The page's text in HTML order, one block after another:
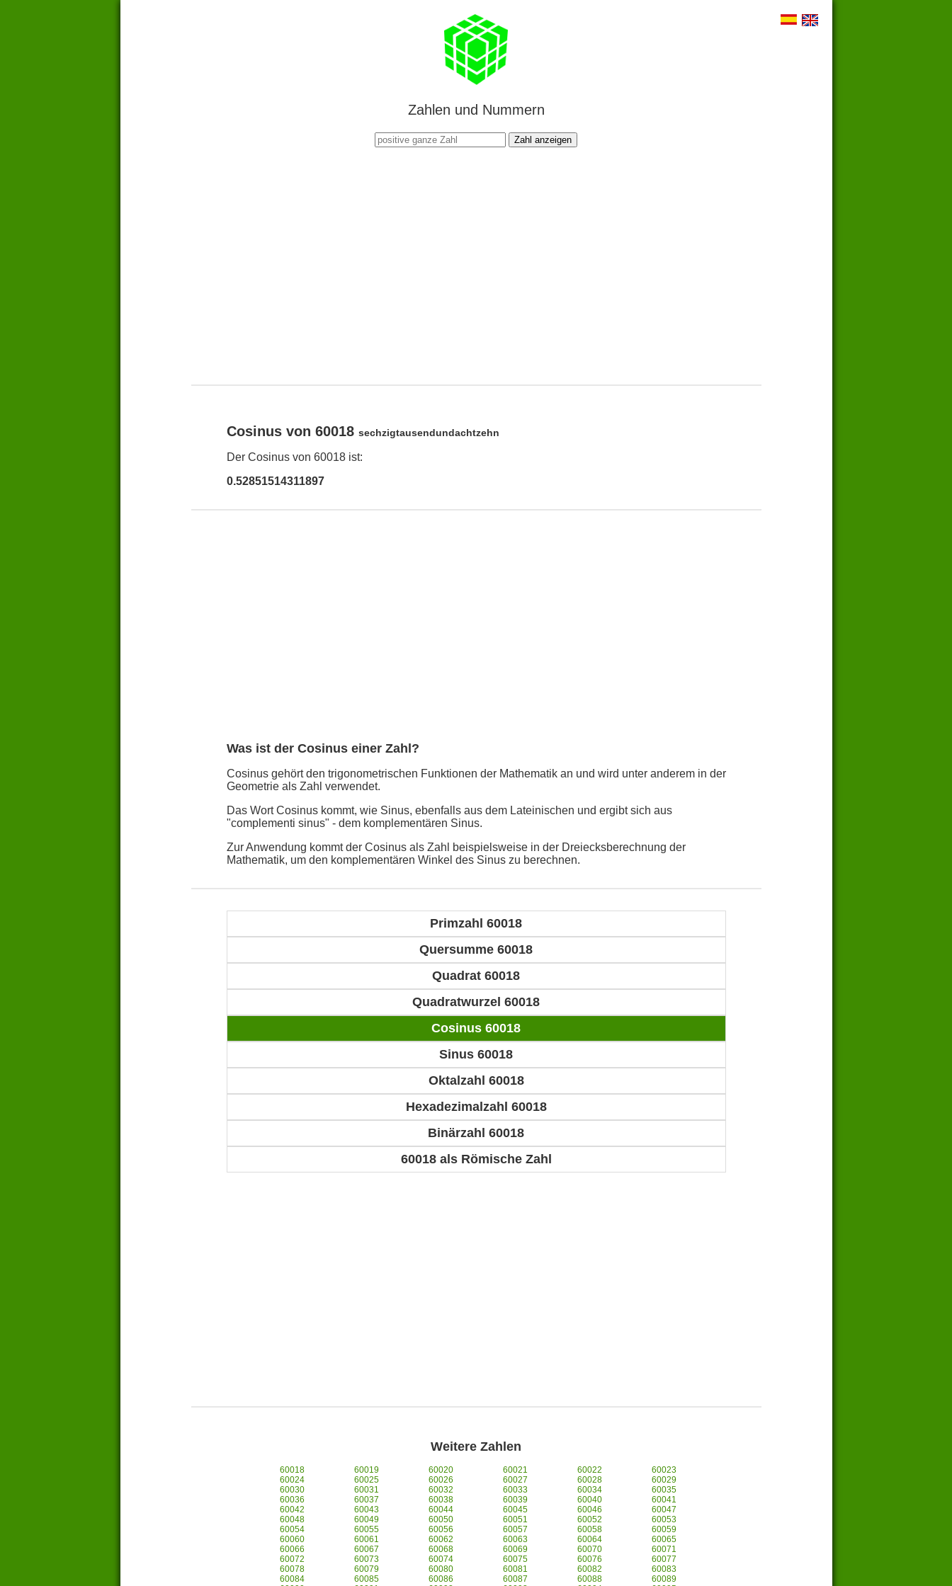
Zahlen und Nummern
Zahl anzeigen
Cosinus von 60018 sechzigtausendundachtzehn
Der Cosinus von 60018 ist:
0.52851514311897
Was ist der Cosinus einer Zahl?
Cosinus gehört den trigonometrischen Funktionen der Mathematik an und wird unter anderem in der
Geometrie als Zahl verwendet.
Das Wort Cosinus kommt, wie Sinus, ebenfalls aus dem Lateinischen und ergibt sich aus
"complementi sinus" - dem komplementären Sinus.
Zur Anwendung kommt der Cosinus als Zahl beispielsweise in der Dreiecksberechnung der
Mathematik, um den komplementären Winkel des Sinus zu berechnen.
Primzahl 60018
Quersumme 60018
Quadrat 60018
Quadratwurzel 60018
Cosinus 60018
Sinus 60018
Oktalzahl 60018
Hexadezimalzahl 60018
Binärzahl 60018
60018 als Römische Zahl
Weitere Zahlen
60018 60019 60020 60021 60022
60023
60024
60025 60026 60027 60028
60029
60030
60031 60032 60033 60034
60035
60036
60037 60038 60039 60040
60041
60042
60043 60044 60045 60046
60047
60048
60049 60050 60051 60052
60053
60054
60055 60056 60057 60058
60059
60060
60061 60062 60063 60064
60065
60066
60067 60068 60069 60070
60071
60072
60073 60074 60075 60076
60077
60078
60079 60080 60081 60082
60083
60084
60085 60086 60087 60088
60089